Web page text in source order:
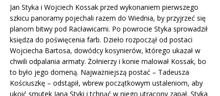
Jan Styka i Wojciech Kossak przed wykonaniem pierwszego
szkicu panoramy pojechali razem do Wiednia, by przyjrzeć się
planom bitwy pod Racławicami. Po powrocie Styka sprowadził
księdza do poświęcenia farb. Dzieło rozpoczął od postaci
Wojciecha Bartosa, dowódcy kosynierów, którego ukazał w
chwili odpalania armaty. Żołnierzy i konie malował Kossak, bo
to było jego domeną. Najważniejszą postać – Tadeusza
Kościuszkę – odstąpił, wbrew początkowym ustaleniom, aby
ukoić smutek Jana Styki i tchnąć w niego utracony zapał. Styka